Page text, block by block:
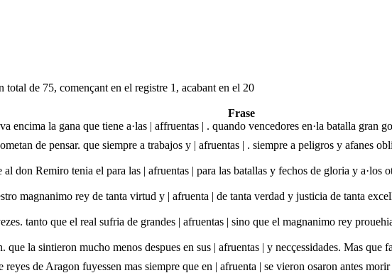
total de 75, començant en el registre 1, acabant en el 20
Frase
encima la gana que tiene a·las | affruentas | . quando vencedores en·la batalla gran
de pensar. que siempre a trabajos y | afruentas | . siempre a peligros y afanes
al don Remiro tenia el para las | afruentas | para las batallas y fechos de gloria y a·los
magnanimo rey de tanta virtud y | afruenta | de tanta verdad y justicia de tanta
tanto que el real sufria de grandes | afruentas | sino que el magnanimo rey
que la sintieron mucho menos despues en sus | afruentas | y necçessidades. Mas que
reyes de Aragon fuyessen mas siempre que en | afruenta | se vieron osaron antes